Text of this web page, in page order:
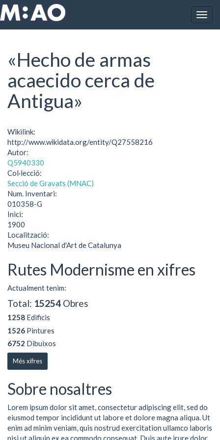
Vés al contingut
Inici «Hecho de armas acaecido cerca de Antigua»
«Hecho de armas
acaecido cerca de
Antigua»
Wikilink:
http://www.wikidata.org/entity/Q27558216
Autor:
Q5940330
Col·lecció:
Secció de Gravats (MNAC)
Num. Inventari:
010358-G
Inici:
1900
Localització:
Museu Nacional d'Art de Catalunya
Rutes Modernisme en xifres
Actualment tenim:
Total: 15254 Obres
1258 Edificis
1526 Pintures
6752 Dibuixos
Més xifres
Sobre nosaltres
Lorem ipsum dolor sit amet, consectetur adipiscing elit, sed do
eiusmod tempor incididunt ut labore et dolore magna aliqua. Ut
enim ad minim veniam, quis nostrud exercitation ullamco laboris
nisi ut aliquip ex ea commodo consequat. Duis aute irure dolor